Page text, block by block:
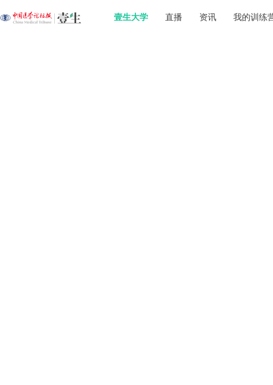
壹生大学 直播 资讯 我的训练